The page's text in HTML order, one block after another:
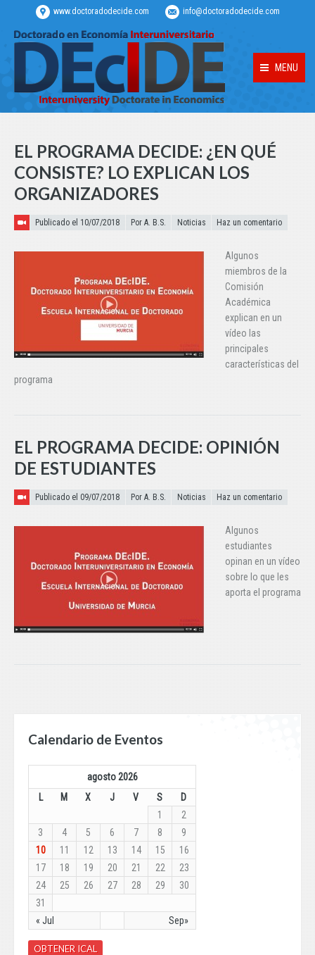
www.doctoradodecide.com info@doctoradodecide.com
MENU
EL PROGRAMA DECIDE: ¿EN QUÉ
CONSISTE? LO EXPLICAN LOS
ORGANIZADORES
Publicado el
Publicado el 10/07/2018 Por A. B.S. Noticias Haz un comentario
Algunos
miembros de la
Comisión
Académica
explican en un
vídeo las
principales
características del
programa
EL PROGRAMA DECIDE: OPINIÓN
DE ESTUDIANTES
Publicado el
Publicado el 09/07/2018 Por A. B.S. Noticias Haz un comentario
Algunos
estudiantes
opinan en un vídeo
sobre lo que les
aporta el programa
Calendario de Eventos
agosto 2026
L
M X J V S D
« Jul Sep»
1
2
3
4 5 6 7 8
9
10
11 12 13 14 15
16
17
18 19 20 21 22
23
24
25 26 27 28 29
30
31
OBTENER ICAL